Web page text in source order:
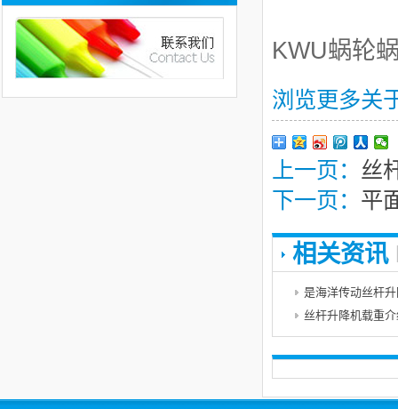
KWU蜗轮
浏览更多关
上一页： 丝
下一页： 平
相关资讯
是海洋传动丝杆
丝杆升降机载重